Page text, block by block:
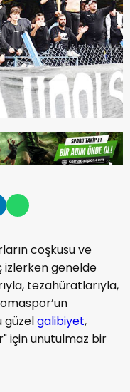
coşkusu ve
izlerken genelde
tezahüratlarıyla,
güzelgalibiyet,
için unutulmaz bir